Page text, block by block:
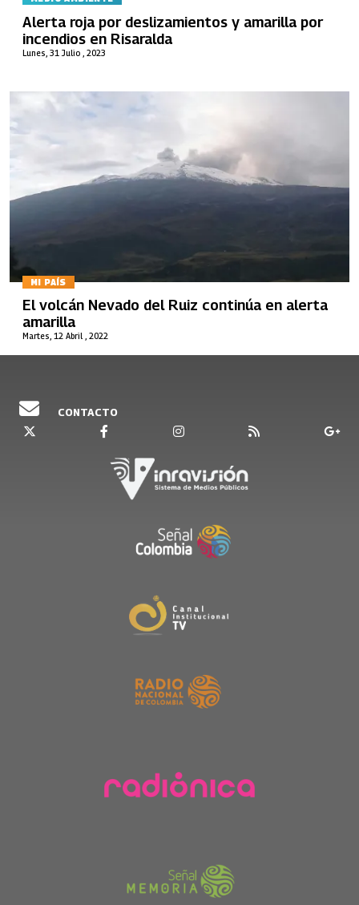
Lunes, 31 Julio , 2023
Alerta roja por deslizamientos y amarilla por
incendios en Risaralda
MI PAÍS
Martes, 12 Abril , 2022
El volcán Nevado del Ruiz continúa en alerta
amarilla
CONTACTO